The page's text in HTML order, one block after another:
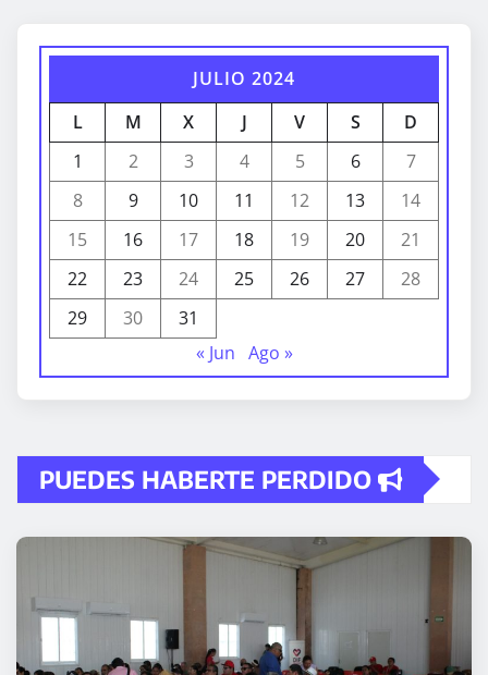
JULIO 2024
L
M X J V S
D
1
2 3 4 5 6
7
8
9 10 11 12 13
14
15
16 17 18 19 20
21
22
23 24 25 26 27
28
29
30
31
« Jun Ago »
PUEDES HABERTE PERDIDO